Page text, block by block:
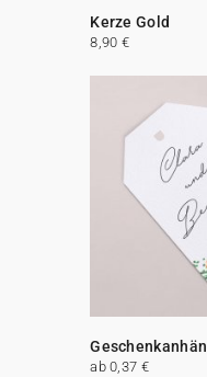
Kerze Gold
8,90 €
ab 0,37 €